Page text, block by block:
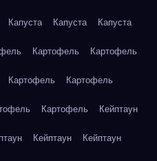
Капуста Капуста Капуста
Картофель Картофель
Картофель Картофель
Картофель Кейптаун
Кейптаун Кейптаун